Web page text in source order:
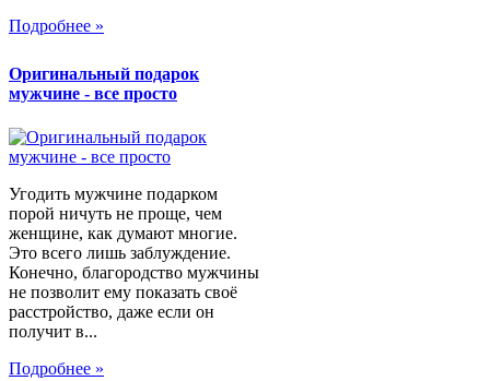
Подробнее »
Оригинальный подарок
мужчине - все просто
Угодить мужчине подарком
порой ничуть не проще, чем
женщине, как думают многие.
Это всего лишь заблуждение.
Конечно, благородство мужчины
не позволит ему показать своё
расстройство, даже если он
получит в...
Подробнее »